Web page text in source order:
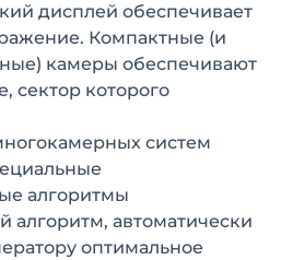
дисплей обеспечивает
Компактные (и
камеры обеспечивают
сектор которого
систем
алгоритмы
алгоритм, автоматически
оптимальное